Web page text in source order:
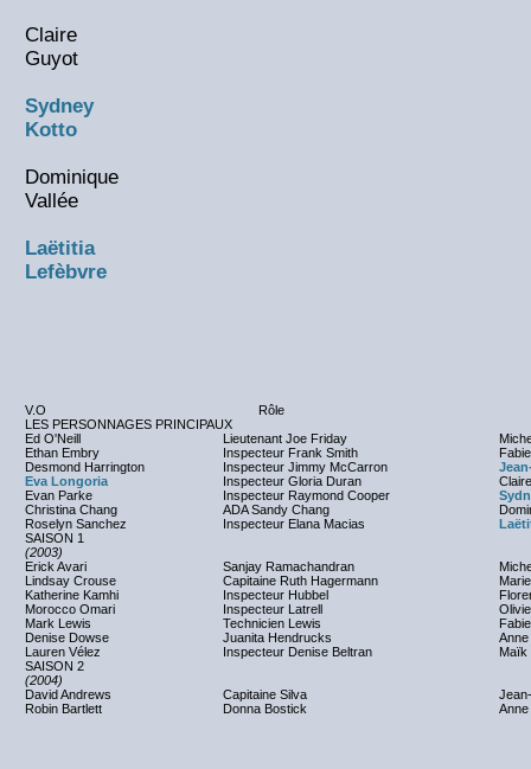
Claire
Guyot
Sydney
Kotto
Dominique
Vallée
Laëtitia
Lefèbvre
V.O
Rôle
LES PERSONNAGES PRINCIPAUX
Ed O'Neill
Lieutenant Joe Friday
Ethan Embry
Inspecteur Frank Smith
Desmond Harrington
Inspecteur Jimmy McCarron
Eva Longoria
Inspecteur Gloria Duran
Evan Parke
Inspecteur Raymond Cooper
Christina Chang
ADA Sandy Chang
Roselyn Sanchez
Inspecteur Elana Macias
SAISON 1
(2003)
Erick Avari
Sanjay Ramachandran
Lindsay Crouse
Capitaine Ruth Hagermann
Katherine Kamhi
Inspecteur Hubbel
Morocco Omari
Inspecteur Latrell
Mark Lewis
Technicien Lewis
Denise Dowse
Juanita Hendrucks
Lauren Vélez
Inspecteur Denise Beltran
Maïk
SAISON 2
(2004)
David Andrews
Capitaine Silva
Robin Bartlett
Donna Bostick Anne